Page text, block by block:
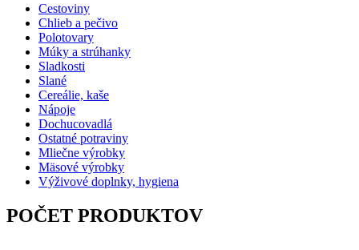
Cestoviny
Chlieb a pečivo
Polotovary
Múky a strúhanky
Sladkosti
Slané
Cereálie, kaše
Nápoje
Dochucovadlá
Ostatné potraviny
Mliečne výrobky
Mäsové výrobky
Výživové doplnky, hygiena
POČET PRODUKTOV